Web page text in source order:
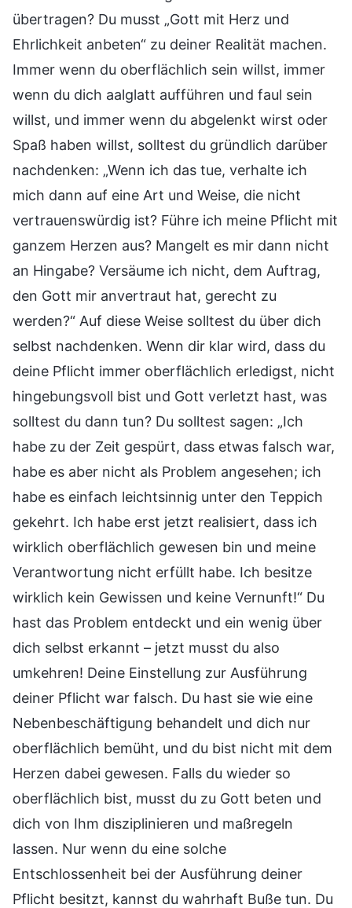
übertragen? Du musst „Gott mit Herz und
Ehrlichkeit anbeten“ zu deiner Realität machen.
Immer wenn du oberflächlich sein willst, immer
wenn du dich aalglatt aufführen und faul sein
willst, und immer wenn du abgelenkt wirst oder
Spaß haben willst, solltest du gründlich darüber
nachdenken: „Wenn ich das tue, verhalte ich
mich dann auf eine Art und Weise, die nicht
vertrauenswürdig ist? Führe ich meine Pflicht mit
ganzem Herzen aus? Mangelt es mir dann nicht
an Hingabe? Versäume ich nicht, dem Auftrag,
den Gott mir anvertraut hat, gerecht zu
werden?“ Auf diese Weise solltest du über dich
selbst nachdenken. Wenn dir klar wird, dass du
deine Pflicht immer oberflächlich erledigst, nicht
hingebungsvoll bist und Gott verletzt hast, was
solltest du dann tun? Du solltest sagen: „Ich
habe zu der Zeit gespürt, dass etwas falsch war,
habe es aber nicht als Problem angesehen; ich
habe es einfach leichtsinnig unter den Teppich
gekehrt. Ich habe erst jetzt realisiert, dass ich
wirklich oberflächlich gewesen bin und meine
Verantwortung nicht erfüllt habe. Ich besitze
wirklich kein Gewissen und keine Vernunft!“ Du
hast das Problem entdeckt und ein wenig über
dich selbst erkannt – jetzt musst du also
umkehren! Deine Einstellung zur Ausführung
deiner Pflicht war falsch. Du hast sie wie eine
Nebenbeschäftigung behandelt und dich nur
oberflächlich bemüht, und du bist nicht mit dem
Herzen dabei gewesen. Falls du wieder so
oberflächlich bist, musst du zu Gott beten und
dich von Ihm disziplinieren und maßregeln
lassen. Nur wenn du eine solche
Entschlossenheit bei der Ausführung deiner
Pflicht besitzt, kannst du wahrhaft Buße tun. Du